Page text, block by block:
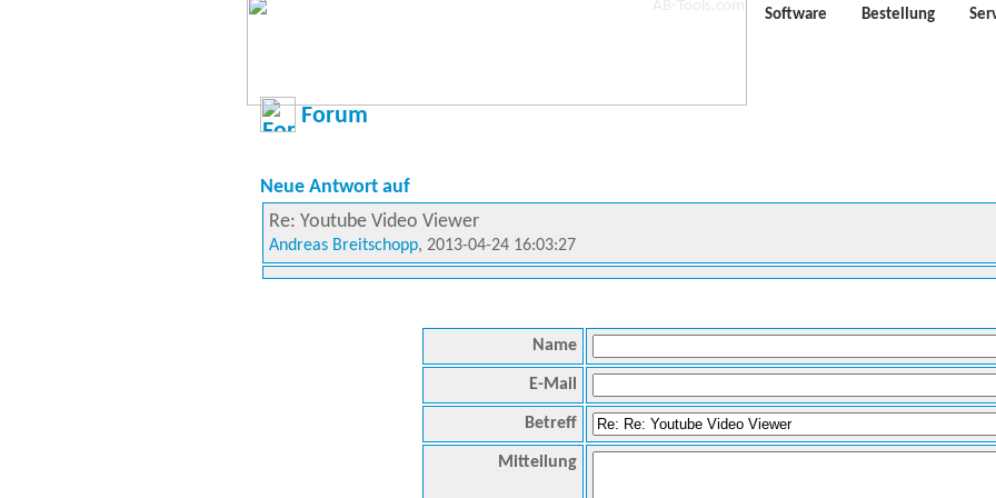
Software Bestellung
Forum
Neue Antwort auf
Re: Youtube Video Viewer
Andreas Breitschopp, 2013-04-24 16:03:27
Name
E-Mail
Betreff
Mitteilung